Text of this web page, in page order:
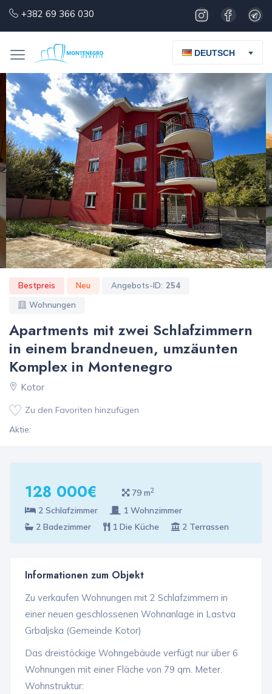
+382 69 366 030
DEUTSCH
Bestpreis Neu Angebots-ID: 254
Wohnungen
Apartments mit zwei Schlafzimmern
in einem brandneuen, umzäunten
Komplex in Montenegro
Kotor
Zu den Favoriten hinzufügen
Aktie:
128 000€ 79 m2
2 Schlafzimmer
1 Wohnzimmer
2 Badezimmer
1 Die Küche 2 Terrassen
Informationen zum Objekt
Zu verkaufen Wohnungen mit 2 Schlafzimmern in
einer neuen geschlossenen Wohnanlage in Lastva
Grbaljska (Gemeinde Kotor)
Das dreistöckige Wohngebäude verfügt nur über 6
Wohnungen mit einer Fläche von 79 qm. Meter.
Wohnstruktur: